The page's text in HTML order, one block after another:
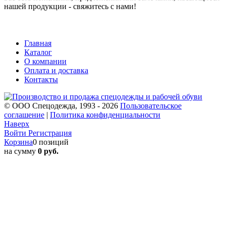
нашей продукции - свяжитесь с нами!
Главная
Каталог
О компании
Оплата и доставка
Контакты
© ООО Спецодежда, 1993 - 2026 Пользовательское
соглашение | Политика конфиденциальности
Наверх
Войти Регистрация
Корзина0 позиций
на сумму 0 руб.